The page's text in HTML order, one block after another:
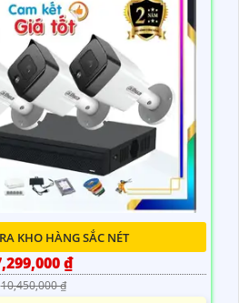
KHO HÀNG SẮC NÉT
₫
10,450,000 ₫